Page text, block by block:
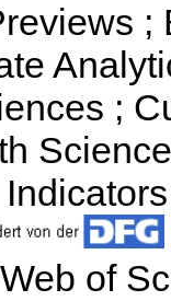
;
of